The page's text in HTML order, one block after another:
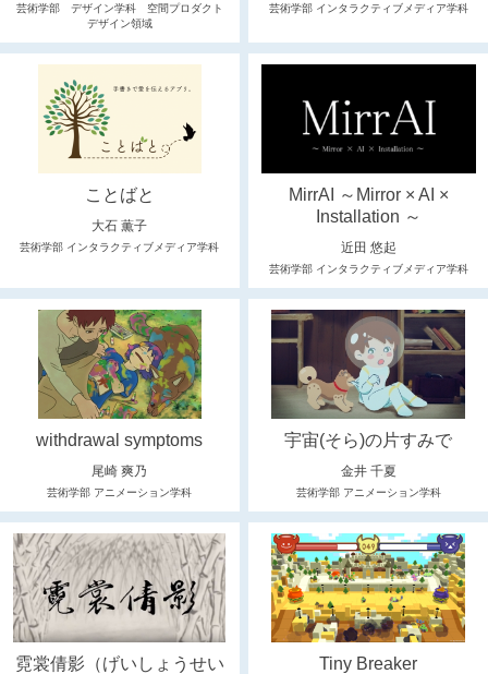
芸術学部 デザイン学科 空間プロダクト
デザイン領域
芸術学部 インタラクティブメディア学科
ことばと
大石 薫子
芸術学部 インタラクティブメディア学科
MirrAI ～Mirror × AI ×
Installation ～
近田 悠起
芸術学部 インタラクティブメディア学科
withdrawal symptoms
尾崎 爽乃
芸術学部 アニメーション学科
宇宙(そら)の片すみで
金井 千夏
芸術学部 アニメーション学科
霓裳倩影（げいしょうせい
Tiny Breaker